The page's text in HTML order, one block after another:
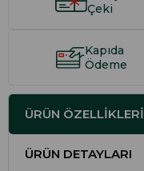
Çeki
Kapıda
Ödeme
ÜRÜN ÖZELLIKLERI
ÜRÜN DETAYLARI